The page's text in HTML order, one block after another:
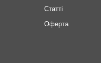
Статті
Оферта